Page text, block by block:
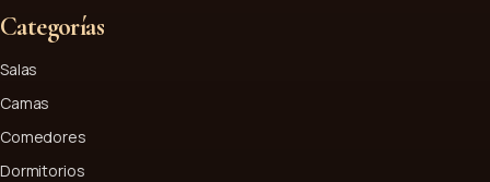
Categorías
Salas
Camas
Comedores
Dormitorios